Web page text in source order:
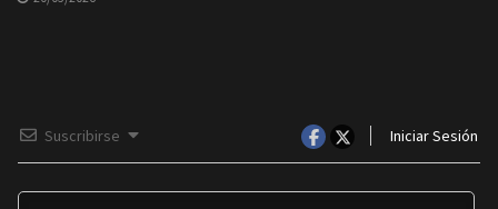
Suscribirse Iniciar Sesión